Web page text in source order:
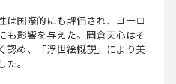
は国際的にも評価され、ヨーロ
も影響を与えた。岡倉天心はそ
認め、「浮世絵概説」により美
。